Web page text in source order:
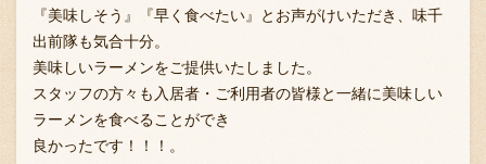
『美味しそう』『早く食べたい』とお声がけいただき、味千
出前隊も気合十分。
美味しいラーメンをご提供いたしました。
スタッフの方々も入居者・ご利用者の皆様と一緒に美味しい
ラーメンを食べることができ
良かったです！！！。